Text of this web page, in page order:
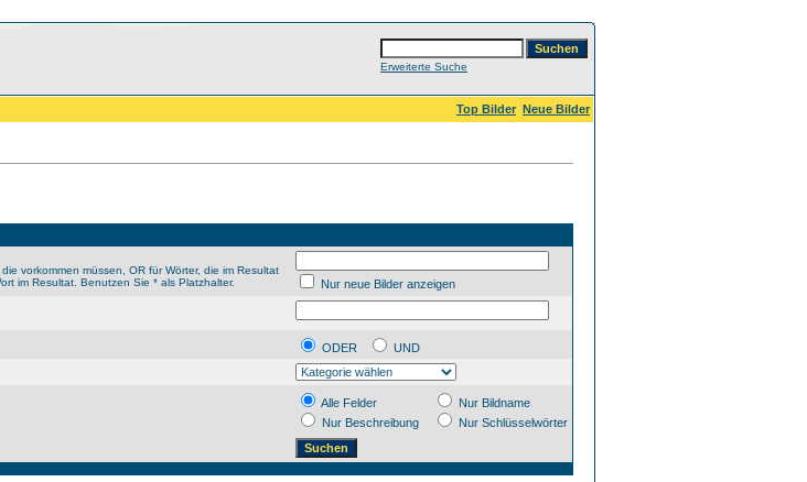
Erweiterte Suche
Top Bilder Neue Bilder
vorkommen müssen, OR für Wörter, die im Resultat
im Resultat. Benutzen Sie * als Platzhalter.
Nur neue Bilder anzeigen
ODER
UND
Alle Felder
Nur Bildname
Nur Beschreibung
Nur Schlüsselwörter